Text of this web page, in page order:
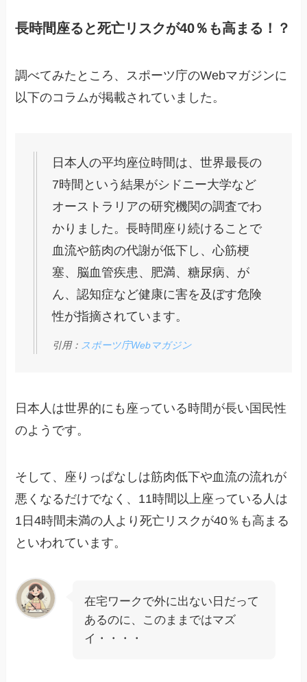
長時間座ると死亡リスクが40％も高まる！？
調べてみたところ、スポーツ庁のWebマガジンに
以下のコラムが掲載されていました。
日本人の平均座位時間は、世界最長の
7時間という結果がシドニー大学など
オーストラリアの研究機関の調査でわ
かりました。長時間座り続けることで
血流や筋肉の代謝が低下し、心筋梗
塞、脳血管疾患、肥満、糖尿病、が
ん、認知症など健康に害を及ぼす危険
性が指摘されています。
引用： スポーツ庁Webマガジン
日本人は世界的にも座っている時間が長い国民性
のようです。
そして、座りっぱなしは筋肉低下や血流の流れが
悪くなるだけでなく、11時間以上座っている人は
1日4時間未満の人より死亡リスクが40％も高まる
といわれています。
在宅ワークで外に出ない日だって
あるのに、このままではマズ
イ・・・・